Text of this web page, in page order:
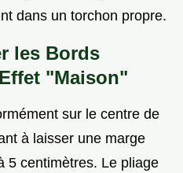
dans un torchon propre.
les Bords
"Maison"
sur le centre de
à laisser une marge
5 centimètres. Le pliage